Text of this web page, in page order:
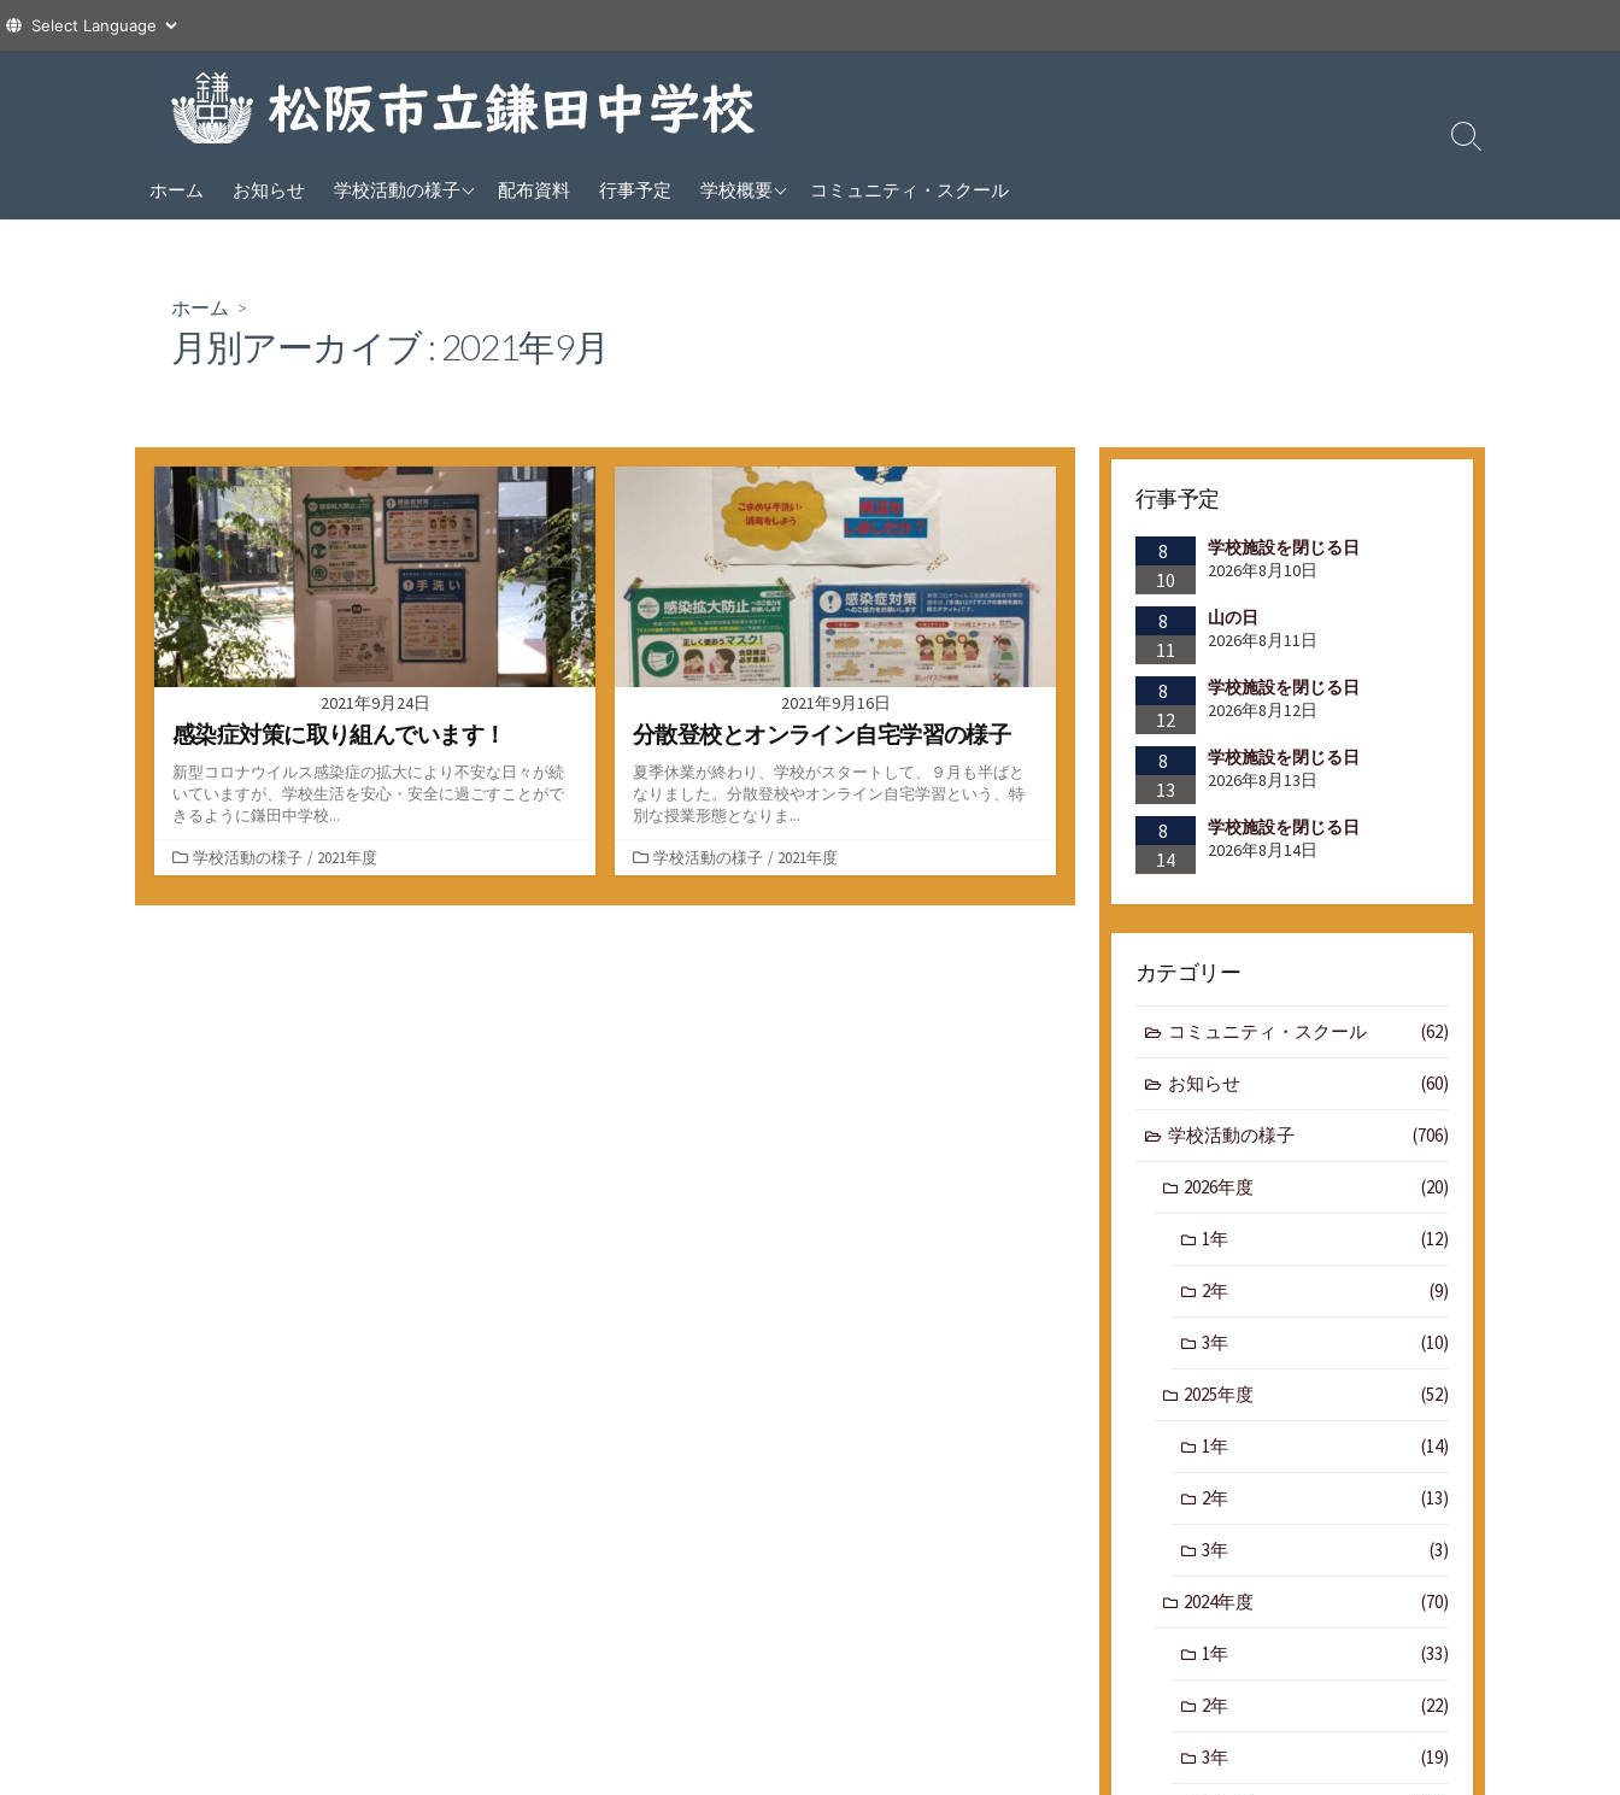
へ
ホーム お知らせ 学校活動の様子
2026年度
1年
3年
配布資料 行事予定 学校概要
教育方針
コミュニティ・スクール
検
り
ホーム >
月別アーカイブ : 2021年9月
2021年9月24日
感染症対策に取り組んでいます！
新型コロナウイルス感染症の拡大により不安な日々が続
いていますが、学校生活を安心・安全に過ごすことがで
きるように鎌田中学校...
カ
テ
ゴ
学校活動の様子 / 2021年度
2021年9月16日
分散登校とオンライン自宅学習の様子
夏季休業が終わり、学校がスタートして、９月も半ばと
なりました。分散登校やオンライン自宅学習という、特
別な授業形態となりま...
カ
テ
ゴ
学校活動の様子 / 2021年度
行事予定
8
10
学校施設を閉じる日
2026年8月10日
8
11
山の日
2026年8月11日
8
12
学校施設を閉じる日
2026年8月12日
8
13
学校施設を閉じる日
2026年8月13日
8
14
学校施設を閉じる日
2026年8月14日
カテゴリー
コミュニティ・スクール (62)
お知らせ (60)
学校活動の様子 (706)
2026年度 (20)
1年 (12)
2年 (9)
3年 (10)
2025年度 (52)
1年 (14)
2年 (13)
3年 (3)
2024年度 (70)
1年 (33)
2年 (22)
3年 (19)